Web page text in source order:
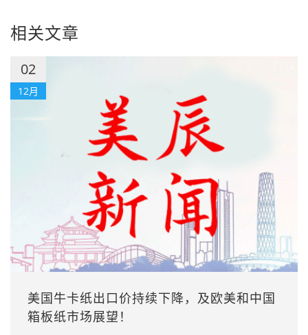
相关文章
02
12月
美国牛卡纸出口价持续下降，及欧美和中国
箱板纸市场展望！